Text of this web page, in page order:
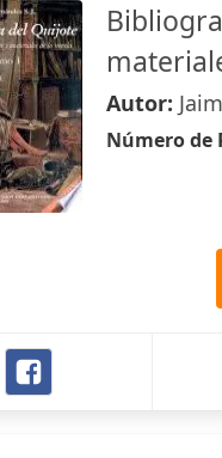
Autor:
Número de